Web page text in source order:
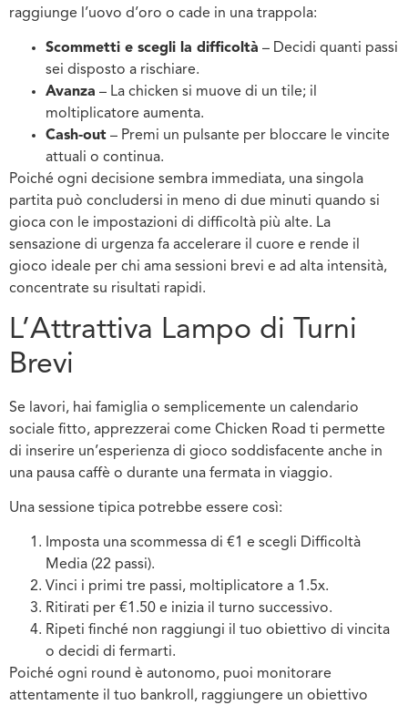
raggiunge l’uovo d’oro o cade in una trappola:
Scommetti e scegli la difficoltà – Decidi quanti passi
sei disposto a rischiare.
Avanza – La chicken si muove di un tile; il
moltiplicatore aumenta.
Cash‑out – Premi un pulsante per bloccare le vincite
attuali o continua.
Poiché ogni decisione sembra immediata, una singola
partita può concludersi in meno di due minuti quando si
gioca con le impostazioni di difficoltà più alte. La
sensazione di urgenza fa accelerare il cuore e rende il
gioco ideale per chi ama sessioni brevi e ad alta intensità,
concentrate su risultati rapidi.
L’Attrattiva Lampo di Turni
Brevi
Se lavori, hai famiglia o semplicemente un calendario
sociale fitto, apprezzerai come Chicken Road ti permette
di inserire un’esperienza di gioco soddisfacente anche in
una pausa caffè o durante una fermata in viaggio.
Una sessione tipica potrebbe essere così:
Imposta una scommessa di €1 e scegli Difficoltà
Media (22 passi).
Vinci i primi tre passi, moltiplicatore a 1.5x.
Ritirati per €1.50 e inizia il turno successivo.
Ripeti finché non raggiungi il tuo obiettivo di vincita
o decidi di fermarti.
Poiché ogni round è autonomo, puoi monitorare
attentamente il tuo bankroll, raggiungere un obiettivo